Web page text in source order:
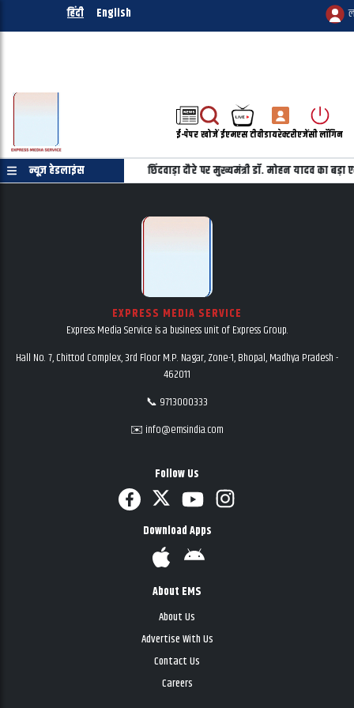
हिंदी English
ई-पेपरखोजेंईएमएस टीवीडायरेक्टरीएजेंसी लॉगिन
न्यूज़ हेडलाइंस
विपक्ष तय नहीं करेगा&nbsp; छिंदवाड़ा दौरे पर मुख्यमंत्री डॉ. मोहन यादव का
EXPRESS MEDIA SERVICE
Express Media Service is a business unit of Express Group.
Hall No. 7, Chittod Complex, 3rd Floor M.P. Nagar, Zone-1, Bhopal, Madhya Pradesh -
462011
📞 9713000333
✉️ info@emsindia.com
Follow Us
Download Apps
About EMS
About Us
Advertise With Us
Contact Us
Careers